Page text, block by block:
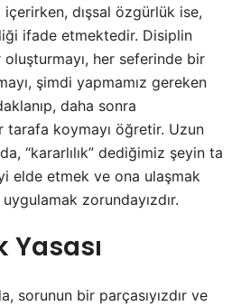
dışsal özgürlük ise,
ifade etmektedir. Disiplin
oluşturmayı, her seferinde bir
şimdi yapmamız gereken
daha sonra
koymayı öğretir. Uzun
“kararlılık” dediğimiz şeyin ta
elde etmek ve ona ulaşmak
zorundayızdır.
Yasası
sorunun bir parçasıyızdır ve